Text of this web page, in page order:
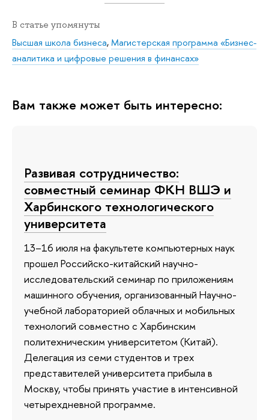
В статье упомянуты
Высшая школа бизнеса,Магистерская программа «Бизнес-
аналитика и цифровые решения в финансах»
Вам также может быть интересно:
Развивая сотрудничество:
совместный семинар ФКН ВШЭ и
Харбинского технологического
университета
13–16 июля на факультете компьютерных наук
прошел Российско-китайский научно-
исследовательский семинар по приложениям
машинного обучения, организованный Научно-
учебной лабораторией облачных и мобильных
технологий совместно с Харбинским
политехническим университетом (Китай).
Делегация из семи студентов и трех
представителей университета прибыла в
Москву, чтобы принять участие в интенсивной
четырехдневной программе.